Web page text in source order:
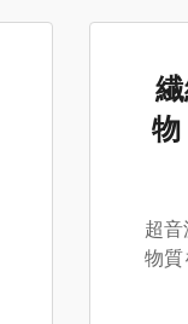
物
超音
物質